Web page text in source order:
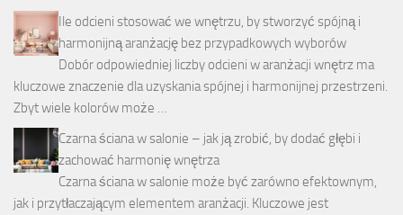
Ile odcieni stosować we wnętrzu, by stworzyć spójną i
harmonijną aranżację bez przypadkowych wyborów
Dobór odpowiedniej liczby odcieni w aranżacji wnętrz ma
kluczowe znaczenie dla uzyskania spójnej i harmonijnej przestrzeni.
Zbyt wiele kolorów może …
Czarna ściana w salonie – jak ją zrobić, by dodać głębi i
zachować harmonię wnętrza
Czarna ściana w salonie może być zarówno efektownym,
jak i przytłaczającym elementem aranżacji. Kluczowe jest